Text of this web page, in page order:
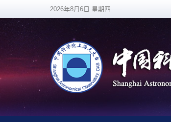
2026年8月6日 星期四